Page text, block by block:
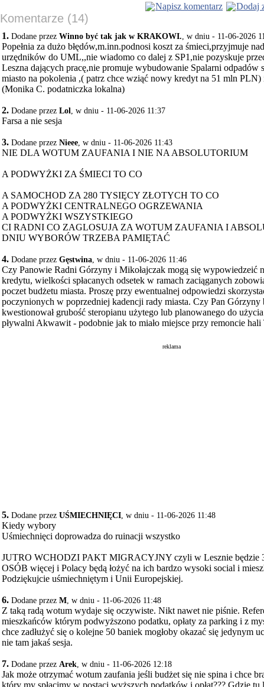
Napisz komentarz Dodaj
Komentarze (14)
1. Dodane przez Winno być tak jak w KRAKOWI. , w dniu - 11-06-2026
Popełnia za dużo błędów,m.inn.podnosi koszt za śmieci,przyjmuje
urzędników do UML,,nie wiadomo co dalej z SP1,nie pozyskuje
Leszna dających pracę,nie promuje wybudowanie Spalarni odpadów
miasto na pokolenia ,( patrz chce wziąć nowy kredyt na 51 mln PLN)
(Monika C. podatniczka lokalna)
2. Dodane przez Lol , w dniu - 11-06-2026 11:37
Farsa a nie sesja
3. Dodane przez Nieee , w dniu - 11-06-2026 11:43
NIE DLA WOTUM ZAUFANIA I NIE NA ABSOLUTORIUM
A PODWYŻKI ZA ŚMIECI TO CO
A SAMOCHOD ZA 280 TYSIĘCY ZŁOTYCH TO CO
A PODWYŻKI CENTRALNEGO OGRZEWANIA
A PODWYŻKI WSZYSTKIEGO
CI RADNI CO ZAGLOSUJA ZA WOTUM ZAUFANIA I
DNIU WYBORÓW TRZEBA PAMIĘTAĆ
4. Dodane przez Gęstwina , w dniu - 11-06-2026 11:46
Czy Panowie Radni Górzyny i Mikołajczak mogą się wypowiedzeić
kredytu, wielkości spłacanych odsetek w ramach zaciąganych
poczet budżetu miasta. Proszę przy ewentualnej odpowiedzi
poczynionych w poprzedniej kadencji rady miasta. Czy Pan Górzyny
kwestionował grubość steropianu użytego lub planowanego do
pływalni Akwawit - podobnie jak to miało miejsce przy remoncie hali
reklama
5. Dodane przez UŚMIECHNIĘCI , w dniu - 11-06-2026 11:48
Kiedy wybory
Uśmiechnięci doprowadza do ruinacji wszystko
JUTRO WCHODZI PAKT MIGRACYJNY czyli w Lesznie będzie
OSÓB więcej i Polacy będą łożyć na ich bardzo wysoki social i
Podziękujcie uśmiechniętym i Unii Europejskiej.
6. Dodane przez M , w dniu - 11-06-2026 11:48
Z taką radą wotum wydaje się oczywiste. Nikt nawet nie piśnie.
mieszkańców którym podwyższono podatku, opłaty za parking i z
chce zadłużyć się o kolejne 50 baniek mogłoby okazać się jedynym
nie tam jakaś sesja.
7. Dodane przez Arek , w dniu - 11-06-2026 12:18
Jak może otrzymać wotum zaufania jeśli budżet się nie spina i chce
który my spłacimy w postaci wyższych podatków i opłat??? Gdzie